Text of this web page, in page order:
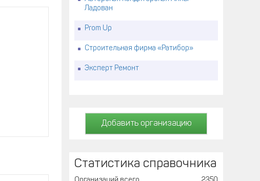
Ладован
Prom Up
Строительная фирма «Ратибор»
Эксперт Ремонт
Добавить организацию
Статистика справочника